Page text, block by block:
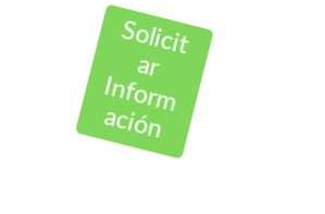
Solicit
ar
Inform
ación